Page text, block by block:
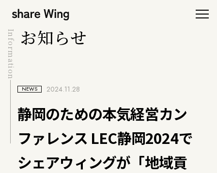
Information お知らせ
NEWS 2024.11.28
静岡のための本気経営カン
ファレンス LEC静岡2024で
シェアウィングが「地域貢